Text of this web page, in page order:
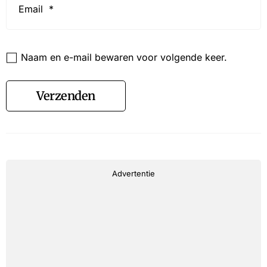
Naam en e-mail bewaren voor volgende keer.
Verzenden
Advertentie